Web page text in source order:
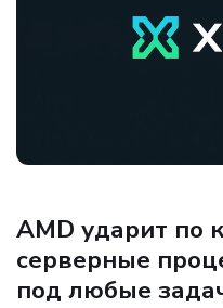
AMD ударит по
серверные
под любые